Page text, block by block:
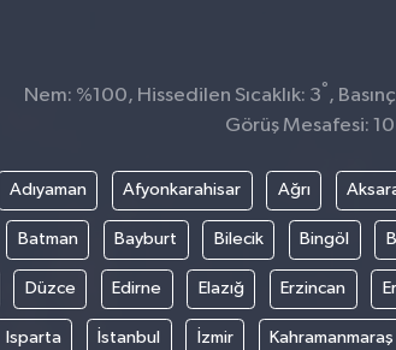
Nem: %100, Hissedilen Sıcaklık: 3° ,
Görüş Mesafesi:
Adıyaman Afyonkarahisar Ağrı
Batman Bayburt Bilecik Bingöl
Düzce Edirne Elazığ Erzincan
Isparta İstanbul İzmir Kahramanmaraş